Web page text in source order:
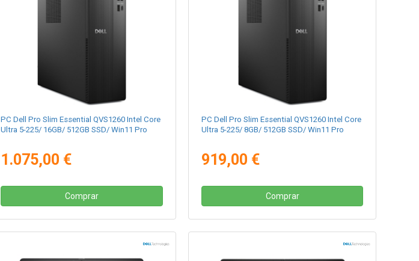
PC Dell Pro Slim Essential QVS1260 Intel Core
Ultra 5-225/ 16GB/ 512GB SSD/ Win11 Pro
1.075,00 €
Comprar
PC Dell Pro Slim Essential QVS1260 Intel Core
Ultra 5-225/ 8GB/ 512GB SSD/ Win11 Pro
919,00 €
Comprar